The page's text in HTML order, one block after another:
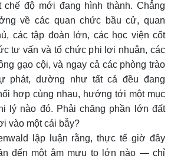
chế độ mới đang hình thành. Chẳng
về các quan chức bầu cử, quan
các tập đoàn lớn, các học viện cốt
tư vấn và tổ chức phi lợi nhuận, các
gạo cội, và ngay cả các phòng trào
phát, dường như tất cả đều đang
hợp cùng nhau, hướng tới một mục
lý nào đó. Phải chăng phần lớn đất
vào một cái bẫy?
lập luận rằng, thực tế giờ đây
đến một âm mưu to lớn nào — chỉ